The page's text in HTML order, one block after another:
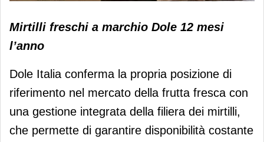
Dole Italia porta sul mercato italiano
Mirtilli freschi a marchio Dole 12 mesi
l’anno
Dole Italia conferma la propria posizione di
riferimento nel mercato della frutta fresca con
una gestione integrata della filiera dei mirtilli,
che permette di garantire disponibilità costante